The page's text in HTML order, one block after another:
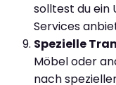
solltest du ein
Services
Spezielle
Möbel oder
nach